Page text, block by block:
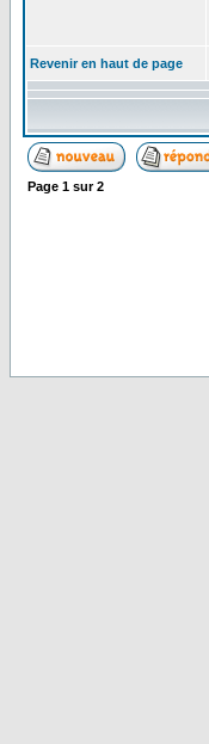
Revenir en haut de page
Page 1 sur2